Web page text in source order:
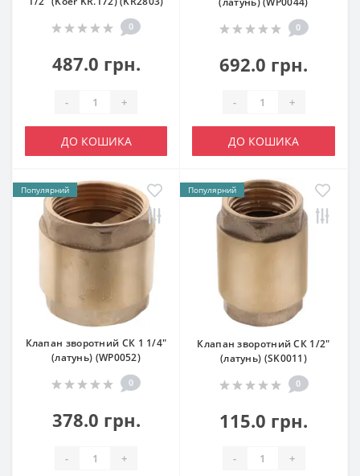
0
487.0 грн.
- +
ДО КОШИКА
0
692.0 грн.
- +
ДО КОШИКА
Популярний
Клапан зворотний СК 1 1/4"
(латунь) (WP0052)
0
378.0 грн.
- +
Популярний
Клапан зворотний СК 1/2"
(латунь) (SK0011)
0
115.0 грн.
- +